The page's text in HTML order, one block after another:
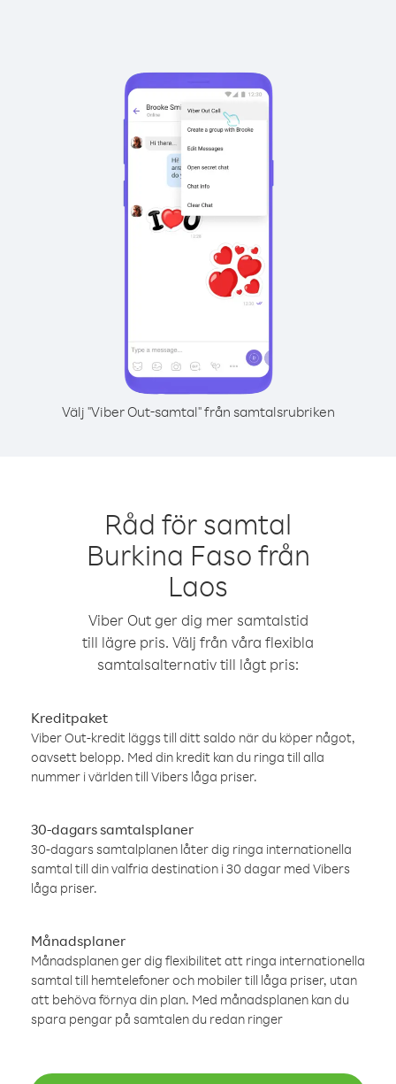
Välj "Viber Out-samtal" från samtalsrubriken
Råd för samtal
Burkina Faso från
Laos
Viber Out ger dig mer samtalstid
till lägre pris. Välj från våra flexibla
samtalsalternativ till lågt pris:
Kreditpaket
Viber Out-kredit läggs till ditt saldo när du köper något,
oavsett belopp. Med din kredit kan du ringa till alla
nummer i världen till Vibers låga priser.
30-dagars samtalsplaner
30-dagars samtalplanen låter dig ringa internationella
samtal till din valfria destination i 30 dagar med Vibers
låga priser.
Månadsplaner
Månadsplanen ger dig flexibilitet att ringa internationella
samtal till hemtelefoner och mobiler till låga priser, utan
att behöva förnya din plan. Med månadsplanen kan du
spara pengar på samtalen du redan ringer